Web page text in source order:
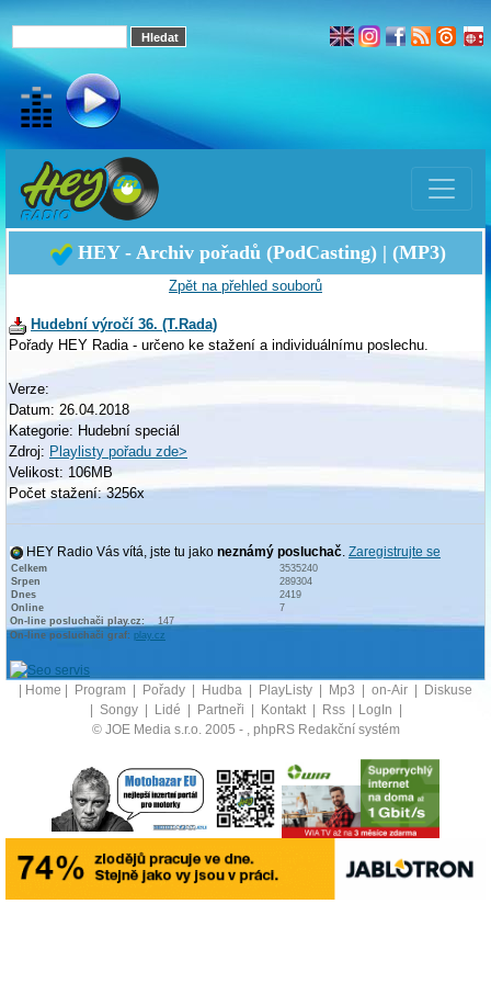
HEY - Archiv pořadů (PodCasting) | (MP3)
Zpět na přehled souborů
Hudební výročí 36. (T.Rada)
Pořady HEY Radia - určeno ke stažení a individuálnímu poslechu.
Verze:
Datum: 26.04.2018
Kategorie: Hudební speciál
Zdroj: Playlisty pořadu zde>
Velikost: 106MB
Počet stažení: 3256x
HEY Radio Vás vítá, jste tu jako neznámý posluchač. Zaregistrujte se
Celkem
3535240
Srpen
289304
Dnes
2419
Online
7
On-line posluchači play.cz:
147
On-line posluchači graf: play.cz
Home Program Pořady Hudba PlayListy Mp3 on-Air
Diskuse
Songy Lidé Partneři Kontakt Rss LogIn
© JOE Media s.r.o. 2005 - , phpRS Redakční systém